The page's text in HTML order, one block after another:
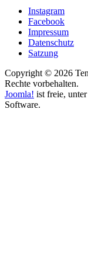
Instagram
Facebook
Impressum
Datenschutz
Satzung
Copyright © 2026
Rechte vorbehalten.
Joomla! ist freie,
Software.